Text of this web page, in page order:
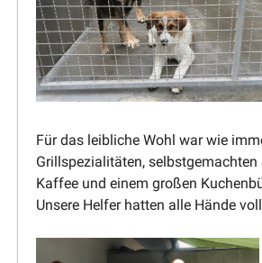
Für das leibliche Wohl war wie
Grill­spe­zia­li­täten,
Kaffee und einem großen
Unsere Helfer hatten alle Hände